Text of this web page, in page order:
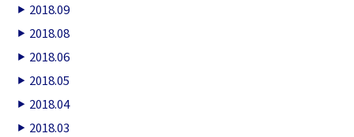
2018.09
2018.08
2018.06
2018.05
2018.04
2018.03